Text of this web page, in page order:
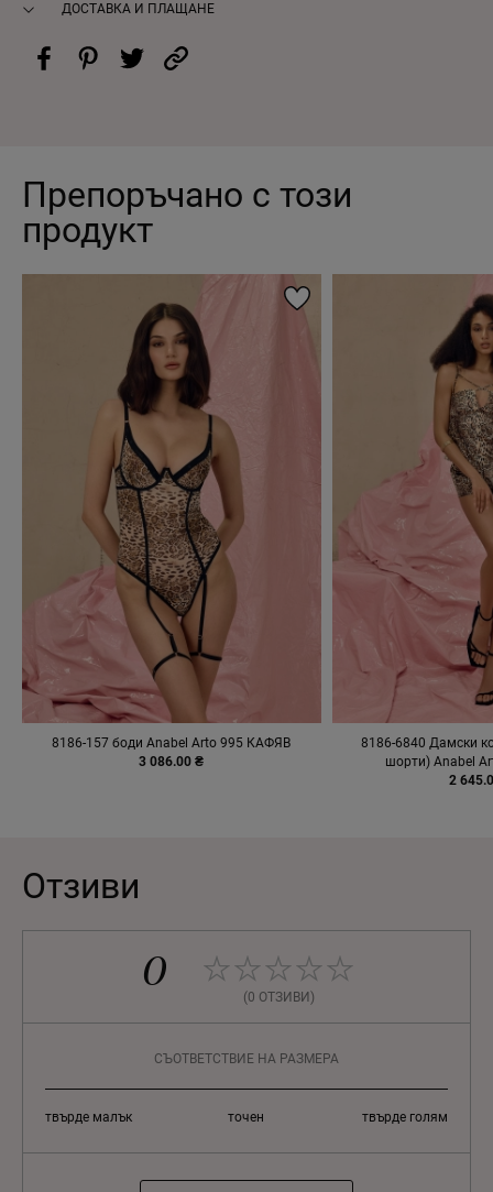
ДОСТАВКА И ПЛАЩАНЕ
Препоръчано с този
продукт
8186-157 боди Anabel Arto 995 КАФЯВ
3 086.00 ₴
8186-6840 Дамски
шорти) Anabel
2
Отзиви
0
(0 ОТЗИВИ)
СЪОТВЕТСТВИЕ НА РАЗМЕРА
твърде малък точен твърде голям